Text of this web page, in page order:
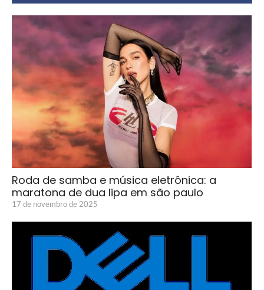
Roda de samba e música eletrônica: a
maratona de dua lipa em são paulo
17 de novembro de 2025